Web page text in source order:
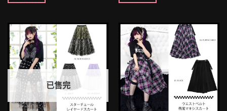
已售完